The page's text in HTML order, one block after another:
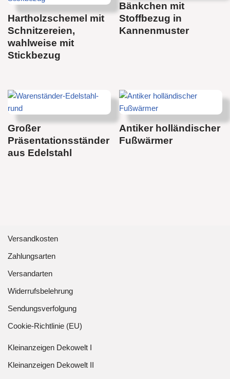
Hartholzschemel mit
Schnitzereien,
wahlweise mit
Stickbezug
Bänkchen mit
Stoffbezug in
Kannenmuster
Großer
Präsentationsständer
aus Edelstahl
Antiker holländischer
Fußwärmer
Versandkosten
Zahlungsarten
Versandarten
Widerrufsbelehrung
Sendungsverfolgung
Cookie-Richtlinie (EU)
Kleinanzeigen Dekowelt I
Kleinanzeigen Dekowelt II